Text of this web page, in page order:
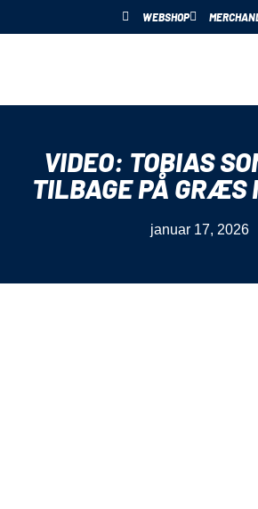
WEBSHOP
VIDEO: TOBIAS
TILBAGE PÅ GRÆS
januar 17, 2026